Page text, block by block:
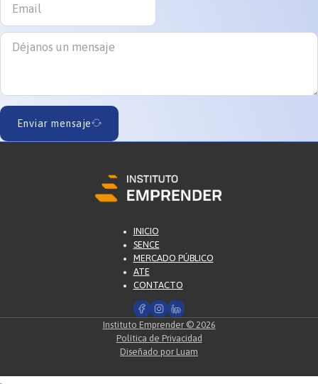
Enviar mensaje
INICIO
SENCE
MERCADO PÚBLICO
ATE
CONTACTO
Instituto Emprender © 2026
Política de Privacidad
Diseñado por Luam